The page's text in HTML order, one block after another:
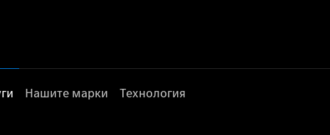
Нашите марки Технология